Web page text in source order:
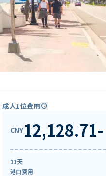
成人1位费用info
CNY12,128.71-
11天
港口费用